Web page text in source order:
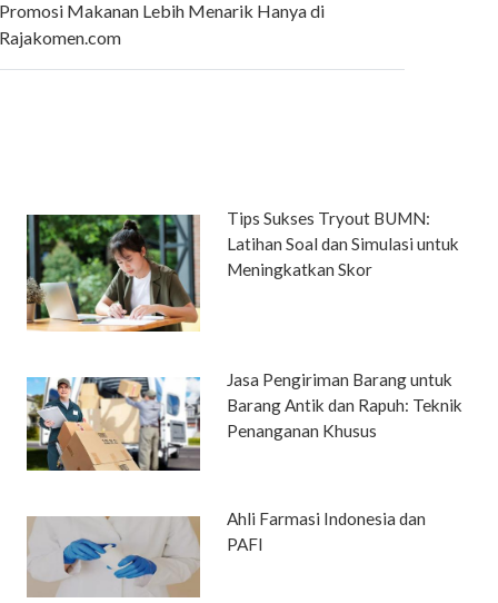
Makanan Lebih Menarik Hanya di
Tips Sukses Tryout BUMN:
Latihan Soal dan Simulasi untuk
Meningkatkan Skor
Jasa Pengiriman Barang untuk
Barang Antik dan Rapuh: Teknik
Penanganan Khusus
Ahli Farmasi Indonesia dan
PAFI